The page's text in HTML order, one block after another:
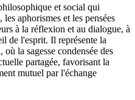
et social qui
aphorismes et les pensées
à la réflexion et au dialogue, à
de l'esprit. Il représente la
la sagesse condensée des
partagée, favorisant la
mutuel par l'échange